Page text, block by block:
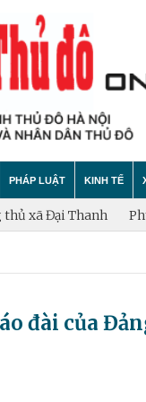
Thủ đô Hà Nội
PHÁP LUẬT
Cuộc sống quanh ta
KINH TẾ
Vấn đề và
Thanh Phường
đài của